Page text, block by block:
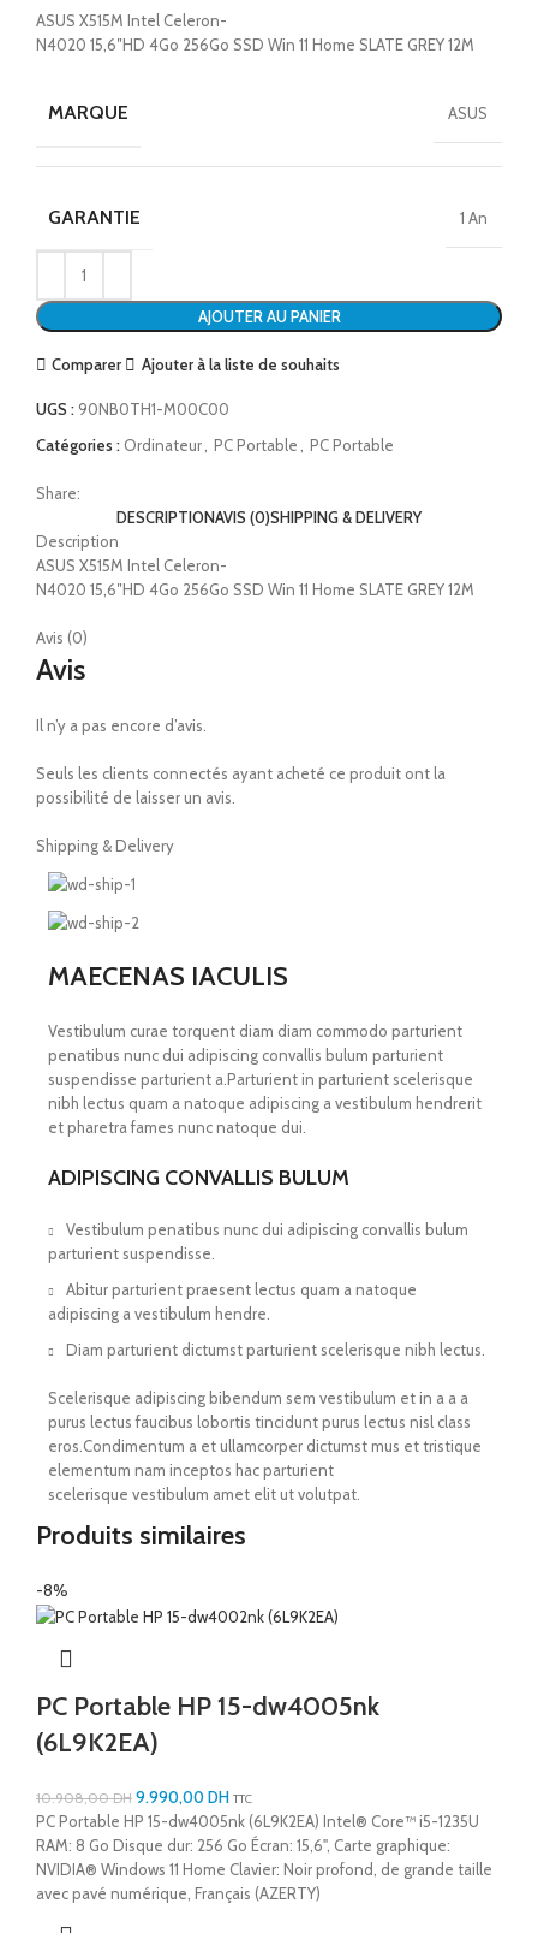
ASUS X515M Intel Celeron-
N4020 15,6″HD 4Go 256Go SSD Win 11 Home SLATE GREY 12M
MARQUE ASUS
GARANTIE 1 An
AJOUTER AU PANIER
Comparer Ajouter à la liste de souhaits
UGS : 90NB0TH1-M00C00
Catégories : Ordinateur, PC Portable, PC Portable
Share:
DESCRIPTIONAVIS (0)SHIPPING & DELIVERY
Description
ASUS X515M Intel Celeron-
N4020 15,6″HD 4Go 256Go SSD Win 11 Home SLATE GREY 12M
Avis (0)
Avis
Il n’y a pas encore d’avis.
Seuls les clients connectés ayant acheté ce produit ont la
possibilité de laisser un avis.
Shipping & Delivery
MAECENAS IACULIS
Vestibulum curae torquent diam diam commodo parturient
penatibus nunc dui adipiscing convallis bulum parturient
suspendisse parturient a.Parturient in parturient scelerisque
nibh lectus quam a natoque adipiscing a vestibulum hendrerit
et pharetra fames nunc natoque dui.
ADIPISCING CONVALLIS BULUM
Vestibulum penatibus nunc dui adipiscing convallis bulum
parturient suspendisse.
Abitur parturient praesent lectus quam a natoque
adipiscing a vestibulum hendre.
Diam parturient dictumst parturient scelerisque nibh lectus.
Scelerisque adipiscing bibendum sem vestibulum et in a a a
purus lectus faucibus lobortis tincidunt purus lectus nisl class
eros.Condimentum a et ullamcorper dictumst mus et tristique
elementum nam inceptos hac parturient
scelerisque vestibulum amet elit ut volutpat.
Produits similaires
-8%
PC Portable HP 15-dw4005nk
(6L9K2EA)
10.908,00DH 9.990,00DH TTC
PC Portable HP 15-dw4005nk (6L9K2EA) Intel® Core™ i5-1235U
RAM: 8 Go Disque dur: 256 Go Écran: 15,6", Carte graphique:
NVIDIA® Windows 11 Home Clavier: Noir profond, de grande taille
avec pavé numérique, Français (AZERTY)